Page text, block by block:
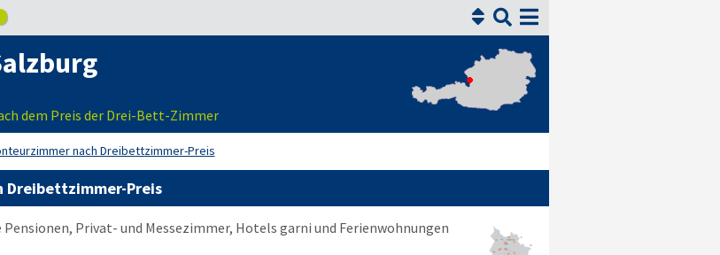


dem Preis der Drei-Bett-Zimmer
nach Dreibettzimmer-Preis
Dreibettzimmer-Preis
Privat- und Messezimmer, Hotels garni und Ferienwohnungen